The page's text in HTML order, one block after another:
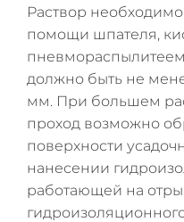
Раствор
помощи шпателя,
должно быть не
мм. При большем
проход возможно
поверхности
нанесении
работающей на